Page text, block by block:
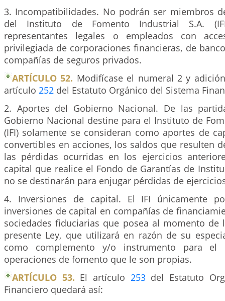
3. Incompatibilidades. No podrán ser miembros
del Instituto de Fomento Industrial S.A.
representantes legales o empleados con
privilegiada de corporaciones financieras, de
compañías de seguros privados.
ARTÍCULO 52. Modifícase el numeral 2 y
artículo 252 del Estatuto Orgánico del Sistema
2. Aportes del Gobierno Nacional. De las
Gobierno Nacional destine para el Instituto de
(IFI) solamente se consideran como aportes de
convertibles en acciones, los saldos que resulten
las pérdidas ocurridas en los ejercicios
capital que realice el Fondo de Garantías de
no se destinarán para enjugar pérdidas de
4. Inversiones de capital. El IFI únicamente
inversiones de capital en compañías de
sociedades fiduciarias que posea al momento de
presente Ley, que utilizará en razón de su
como complemento y/o instrumento para el
operaciones de fomento que le son propias.
ARTÍCULO 53. El artículo 253del Estatuto
Financiero quedará así: